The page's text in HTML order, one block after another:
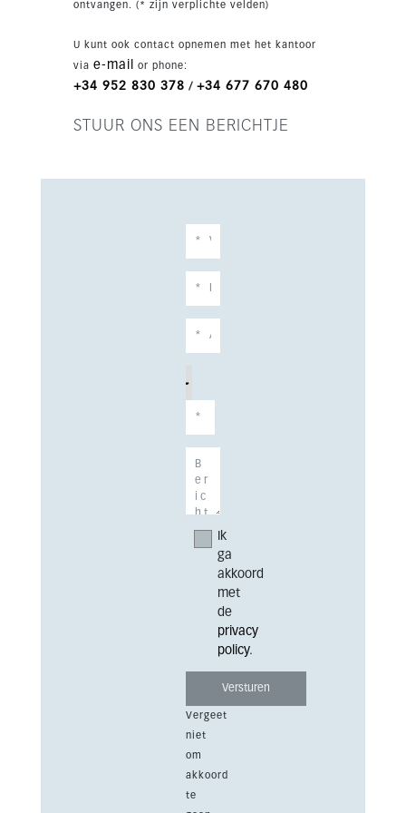
ontvangen. (* zijn verplichte velden)
U kunt ook contact opnemen met het kantoor
via e-mail or phone:
+34 952 830 378 / +34 677 670 480
STUUR ONS EEN BERICHTJE
Ik
ga
akkoord
met
de
privacy
policy.
Vergeet
niet
om
akkoord
te